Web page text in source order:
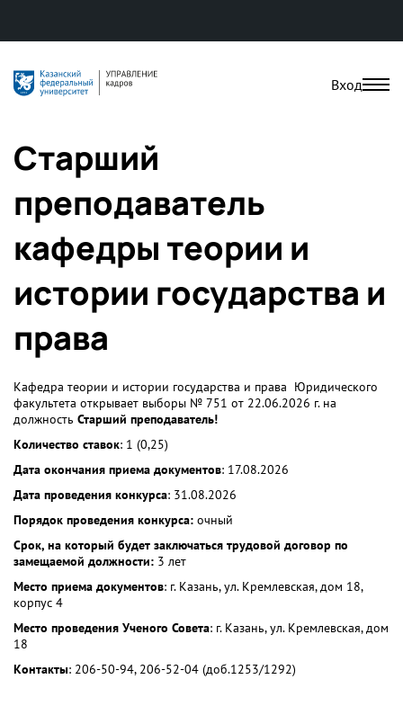
Вход
Старший
преподаватель
кафедры теории и
истории государства и
права
Кафедра теории и истории государства и права Юридического
факультета открывает выборы № 751 от 22.06.2026 г. на
должность Старший преподаватель!
Количество ставок: 1 (0,25)
Дата окончания приема документов: 17.08.2026
Дата проведения конкурса: 31.08.2026
Порядок проведения конкурса: очный
Срок, на который будет заключаться трудовой договор по
замещаемой должности: 3 лет
Место приема документов: г. Казань, ул. Кремлевская, дом 18,
корпус 4
Место проведения Ученого Совета: г. Казань, ул. Кремлевская, дом
18
Контакты: 206-50-94, 206-52-04 (доб.1253/1292)